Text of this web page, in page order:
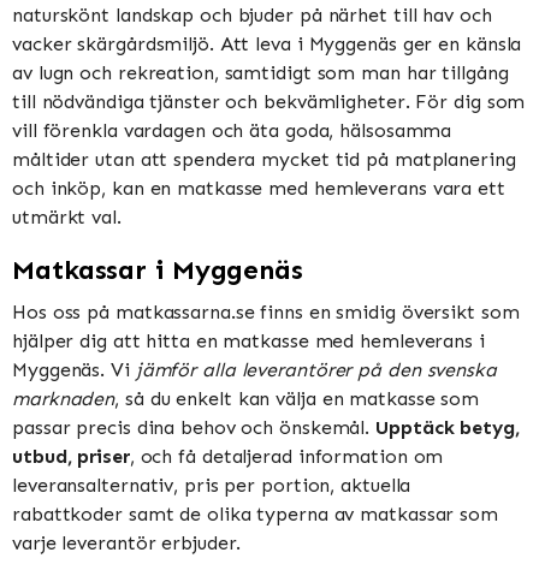
naturskönt landskap och bjuder på närhet till hav och
vacker skärgårdsmiljö. Att leva i Myggenäs ger en känsla
av lugn och rekreation, samtidigt som man har tillgång
till nödvändiga tjänster och bekvämligheter. För dig som
vill förenkla vardagen och äta goda, hälsosamma
måltider utan att spendera mycket tid på matplanering
och inköp, kan en matkasse med hemleverans vara ett
utmärkt val.
Matkassar i Myggenäs
Hos oss på matkassarna.se finns en smidig översikt som
hjälper dig att hitta en matkasse med hemleverans i
Myggenäs. Vi jämför alla leverantörer på den svenska
marknaden, så du enkelt kan välja en matkasse som
passar precis dina behov och önskemål. Upptäck betyg,
utbud, priser, och få detaljerad information om
leveransalternativ, pris per portion, aktuella
rabattkoder samt de olika typerna av matkassar som
varje leverantör erbjuder.